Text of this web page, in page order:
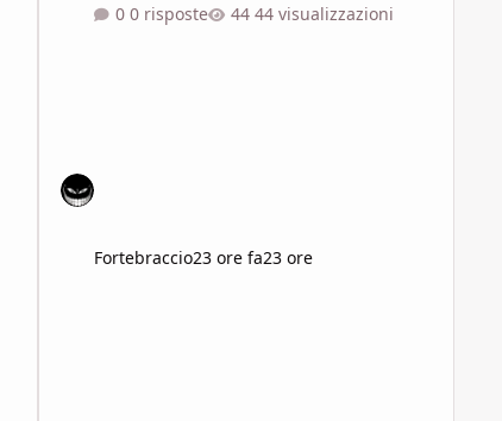
0 risposte
44 visualizzazioni
Fortebraccio23 ore fa23 ore